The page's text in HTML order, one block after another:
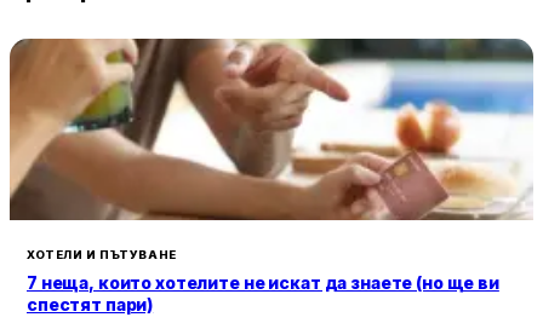
предлага летищен трансфер срещу заплащане.
ХОТЕЛИ И ПЪТУВАНЕ
7 неща, които хотелите не искат да знаете (но ще ви
спестят пари)